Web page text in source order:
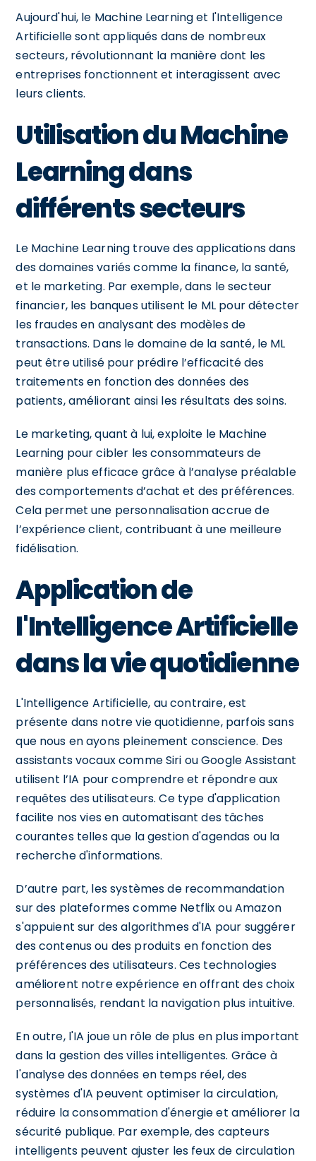
Aujourd'hui, le Machine Learning et l'Intelligence
Artificielle sont appliqués dans de nombreux
secteurs, révolutionnant la manière dont les
entreprises fonctionnent et interagissent avec
leurs clients.
Utilisation du Machine
Learning dans
différents secteurs
Le Machine Learning trouve des applications dans
des domaines variés comme la finance, la santé,
et le marketing. Par exemple, dans le secteur
financier, les banques utilisent le ML pour détecter
les fraudes en analysant des modèles de
transactions. Dans le domaine de la santé, le ML
peut être utilisé pour prédire l’efficacité des
traitements en fonction des données des
patients, améliorant ainsi les résultats des soins.
Le marketing, quant à lui, exploite le Machine
Learning pour cibler les consommateurs de
manière plus efficace grâce à l’analyse préalable
des comportements d’achat et des préférences.
Cela permet une personnalisation accrue de
l’expérience client, contribuant à une meilleure
fidélisation.
Application de
l'Intelligence Artificielle
dans la vie quotidienne
L'Intelligence Artificielle, au contraire, est
présente dans notre vie quotidienne, parfois sans
que nous en ayons pleinement conscience. Des
assistants vocaux comme Siri ou Google Assistant
utilisent l’IA pour comprendre et répondre aux
requêtes des utilisateurs. Ce type d'application
facilite nos vies en automatisant des tâches
courantes telles que la gestion d'agendas ou la
recherche d'informations.
D’autre part, les systèmes de recommandation
sur des plateformes comme Netflix ou Amazon
s'appuient sur des algorithmes d'IA pour suggérer
des contenus ou des produits en fonction des
préférences des utilisateurs. Ces technologies
améliorent notre expérience en offrant des choix
personnalisés, rendant la navigation plus intuitive.
En outre, l'IA joue un rôle de plus en plus important
dans la gestion des villes intelligentes. Grâce à
l'analyse des données en temps réel, des
systèmes d'IA peuvent optimiser la circulation,
réduire la consommation d'énergie et améliorer la
sécurité publique. Par exemple, des capteurs
intelligents peuvent ajuster les feux de circulation